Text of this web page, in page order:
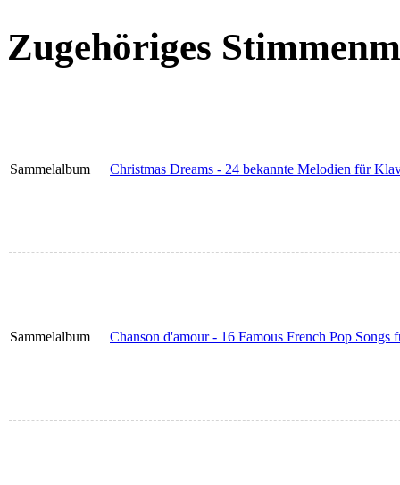
Zugehöriges
Sammelalbum Christmas Dreams - 24 bekannte Melodien für
Sammelalbum Chanson d'amour - 16 Famous French Pop